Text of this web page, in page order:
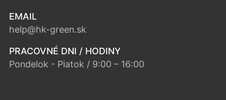
EMAIL
help@hk-green.sk
PRACOVNÉ DNI / HODINY
Pondelok - Piatok / 9:00 – 16:00